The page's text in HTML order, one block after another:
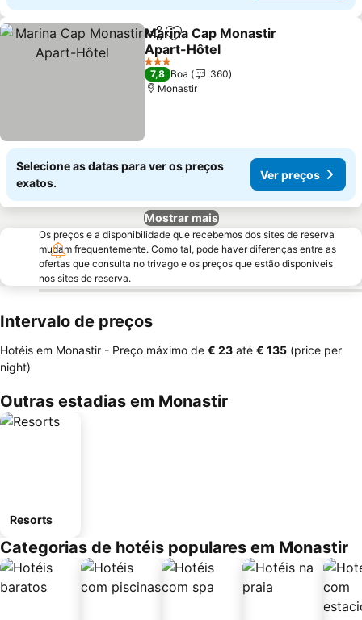
PartilharAdicionar aos favoritos
Marina Cap Monastir
Apart-Hôtel
Ver preços
3 Estrelas
7,8 Boa
360
Monastir
Selecione as datas para ver os preços
exatos.
Ver preços
Mostrar mais
Os preços e a disponibilidade que recebemos dos sites de reserva
mudam frequentemente. Como tal, pode haver diferenças entre as
ofertas que consulta no trivago e os preços que estão disponíveis
nos sites de reserva.
Intervalo de preços
Hotéis em Monastir - Preço máximo de ‎€ 23 até ‎€ 135 (price per
night)
Outras estadias em Monastir
Resorts
Categorias de hotéis populares em Monastir